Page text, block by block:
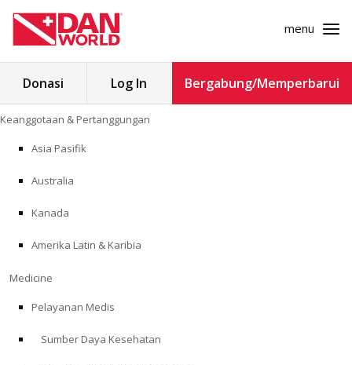
ke
konten
menu
untuk:
KEANGGOTAAN & PERTANGGUNGAN
SAFETY
PENDIDIKAN
PROGRAM PROFESIONAL
Donasi Log In Bergabung/Memperbarui
Keanggotaan & Pertanggungan
Asia Pasifik
Australia
Kanada
Amerika Latin & Karibia
Medicine
Pelayanan Medis
Sumber Daya Kesehatan